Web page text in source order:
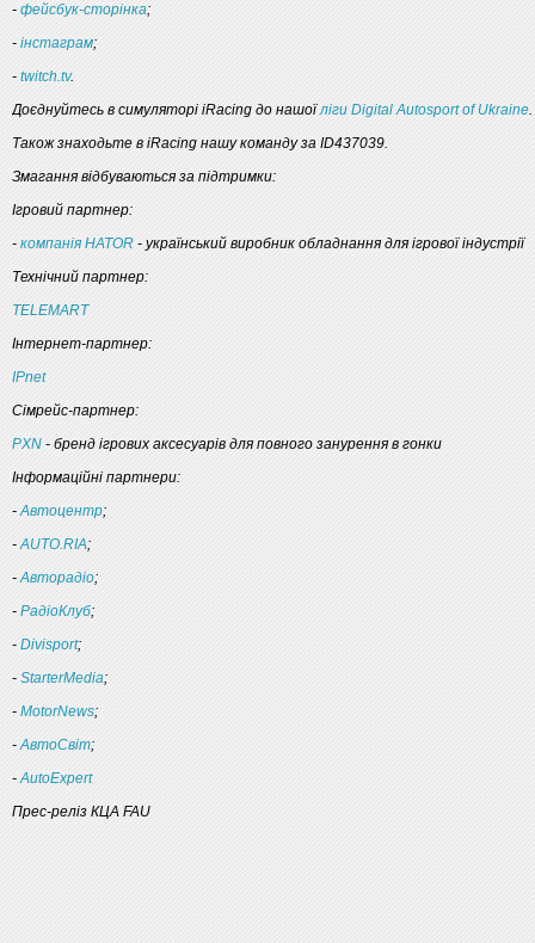
- фейсбук-сторінка;
- інстаграм;
- twitch.tv.
Доєднуйтесь в симуляторі iRacing до нашоїліги Digital Autosport of Ukraine.
Також знаходьте в iRacing нашу команду за ID437039.
Змагання відбуваються за підтримки:
Ігровий партнер:
- компанія HATOR - український виробник обладнання для ігрової індустрії
Технічний партнер:
TELEMART
Інтернет-партнер:
IPnet
Сімрейс-партнер:
PXN - бренд ігрових аксесуарів для повного занурення в гонки
Інформаційні партнери:
-Автоцентр;
-AUTO.RIA;
-Авторадіо;
- РадіоКлуб;
- Divisport;
- StarterMedia;
- MotorNews;
-АвтоСвіт;
-AutoExpert
Прес-реліз КЦА FAU